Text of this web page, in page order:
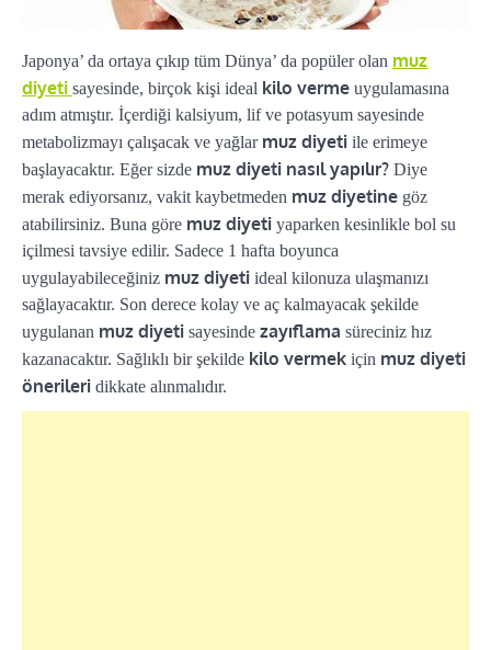
Japonya’ da ortaya çıkıp tüm Dünya’ da popüler olan muz
diyeti sayesinde, birçok kişi ideal kilo verme uygulamasına
adım atmıştır. İçerdiği kalsiyum, lif ve potasyum sayesinde
metabolizmayı çalışacak ve yağlar muz diyeti ile erimeye
başlayacaktır. Eğer sizde muz diyeti nasıl yapılır? Diye
merak ediyorsanız, vakit kaybetmeden muz diyetine göz
atabilirsiniz. Buna göre muz diyeti yaparken kesinlikle bol su
içilmesi tavsiye edilir. Sadece 1 hafta boyunca
uygulayabileceğiniz muz diyeti ideal kilonuza ulaşmanızı
sağlayacaktır. Son derece kolay ve aç kalmayacak şekilde
uygulanan muz diyeti sayesinde zayıflama süreciniz hız
kazanacaktır. Sağlıklı bir şekilde kilo vermek için muz diyeti
önerileri dikkate alınmalıdır.